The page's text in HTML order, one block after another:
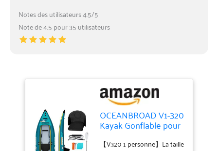
Notes des utilisateurs 4.5/5
Note de 4.5 pour 35 utilisateurs
OCEANBROAD V1-320
Kayak Gonflable pour
Adultes avec pagaie,
siège de Kayak,
【V320 1 personne】La taille